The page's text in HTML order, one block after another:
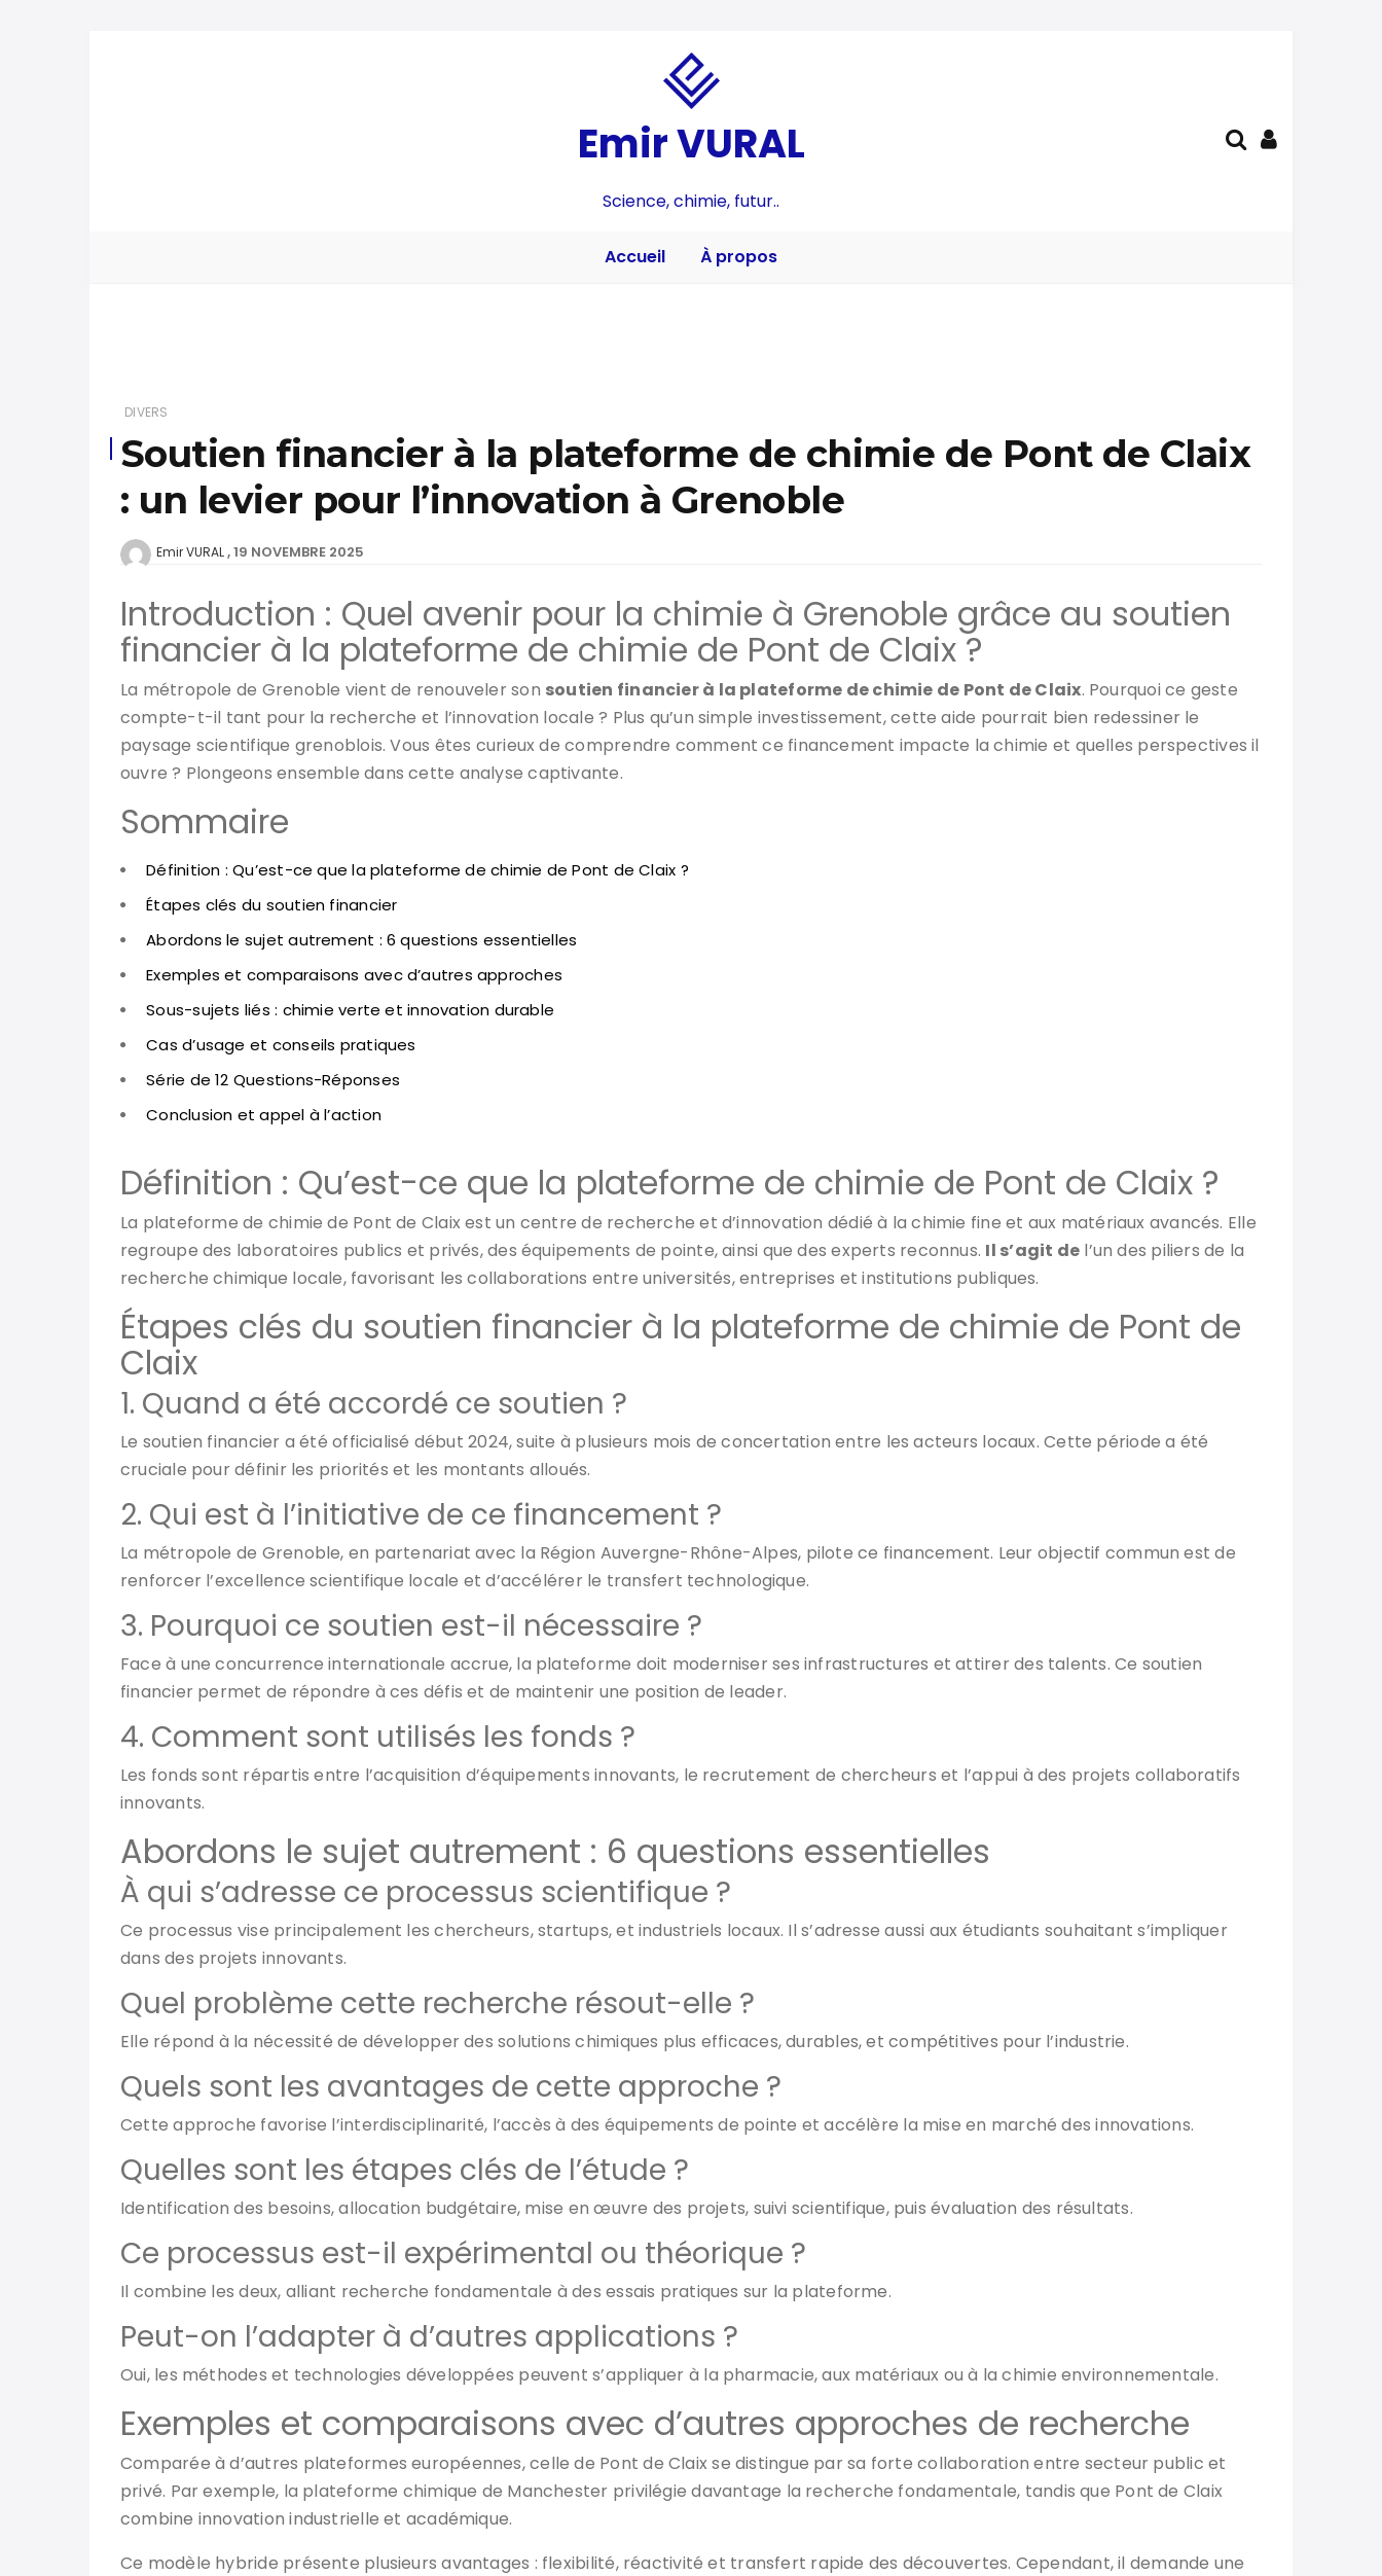
Emir VURAL
Science, chimie, futur..
Accueil À propos
DIVERS
Soutien financier à la plateforme de chimie de Pont de Claix
: un levier pour l’innovation à Grenoble
Emir VURAL 19 NOVEMBRE 2025
Introduction : Quel avenir pour la chimie à Grenoble grâce au soutien
financier à la plateforme de chimie de Pont de Claix ?
La métropole de Grenoble vient de renouveler son soutien financier à la plateforme de chimie de Pont de Claix. Pourquoi ce geste
compte-t-il tant pour la recherche et l’innovation locale ? Plus qu’un simple investissement, cette aide pourrait bien redessiner le
paysage scientifique grenoblois. Vous êtes curieux de comprendre comment ce financement impacte la chimie et quelles perspectives il
ouvre ? Plongeons ensemble dans cette analyse captivante.
Sommaire
Définition : Qu’est-ce que la plateforme de chimie de Pont de Claix ?
Étapes clés du soutien financier
Abordons le sujet autrement : 6 questions essentielles
Exemples et comparaisons avec d’autres approches
Sous-sujets liés : chimie verte et innovation durable
Cas d’usage et conseils pratiques
Série de 12 Questions-Réponses
Conclusion et appel à l’action
Définition : Qu’est-ce que la plateforme de chimie de Pont de Claix ?
La plateforme de chimie de Pont de Claix est un centre de recherche et d’innovation dédié à la chimie fine et aux matériaux avancés. Elle
regroupe des laboratoires publics et privés, des équipements de pointe, ainsi que des experts reconnus. Il s’agit de l’un des piliers de la
recherche chimique locale, favorisant les collaborations entre universités, entreprises et institutions publiques.
Étapes clés du soutien financier à la plateforme de chimie de Pont de
Claix
1. Quand a été accordé ce soutien ?
Le soutien financier a été officialisé début 2024, suite à plusieurs mois de concertation entre les acteurs locaux. Cette période a été
cruciale pour définir les priorités et les montants alloués.
2. Qui est à l’initiative de ce financement ?
La métropole de Grenoble, en partenariat avec la Région Auvergne-Rhône-Alpes, pilote ce financement. Leur objectif commun est de
renforcer l’excellence scientifique locale et d’accélérer le transfert technologique.
3. Pourquoi ce soutien est-il nécessaire ?
Face à une concurrence internationale accrue, la plateforme doit moderniser ses infrastructures et attirer des talents. Ce soutien
financier permet de répondre à ces défis et de maintenir une position de leader.
4. Comment sont utilisés les fonds ?
Les fonds sont répartis entre l’acquisition d’équipements innovants, le recrutement de chercheurs et l’appui à des projets collaboratifs
innovants.
Abordons le sujet autrement : 6 questions essentielles
À qui s’adresse ce processus scientifique ?
Ce processus vise principalement les chercheurs, startups, et industriels locaux. Il s’adresse aussi aux étudiants souhaitant s’impliquer
dans des projets innovants.
Quel problème cette recherche résout-elle ?
Elle répond à la nécessité de développer des solutions chimiques plus efficaces, durables, et compétitives pour l’industrie.
Quels sont les avantages de cette approche ?
Cette approche favorise l’interdisciplinarité, l’accès à des équipements de pointe et accélère la mise en marché des innovations.
Quelles sont les étapes clés de l’étude ?
Identification des besoins, allocation budgétaire, mise en œuvre des projets, suivi scientifique, puis évaluation des résultats.
Ce processus est-il expérimental ou théorique ?
Il combine les deux, alliant recherche fondamentale à des essais pratiques sur la plateforme.
Peut-on l’adapter à d’autres applications ?
Oui, les méthodes et technologies développées peuvent s’appliquer à la pharmacie, aux matériaux ou à la chimie environnementale.
Exemples et comparaisons avec d’autres approches de recherche
Comparée à d’autres plateformes européennes, celle de Pont de Claix se distingue par sa forte collaboration entre secteur public et
privé. Par exemple, la plateforme chimique de Manchester privilégie davantage la recherche fondamentale, tandis que Pont de Claix
combine innovation industrielle et académique.
Ce modèle hybride présente plusieurs avantages : flexibilité, réactivité et transfert rapide des découvertes. Cependant, il demande une